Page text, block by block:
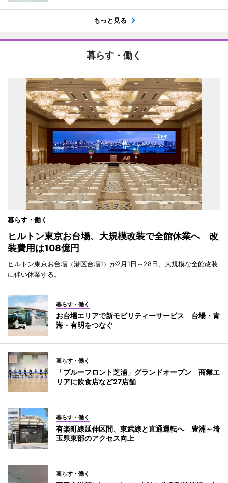
もっと見る
暮らす・働く
暮らす・働く
ヒルトン東京お台場、大規模改装で全館休業へ 改
装費用は108億円
ヒルトン東京お台場（港区台場1）が2月1日～28日、大規模な全館改装
に伴い休業する。
暮らす・働く
お台場エリアで新モビリティーサービス 台場・青
海・有明をつなぐ
暮らす・働く
「ブルーフロント芝浦」グランドオープン 商業エ
リアに飲食店など27店舗
暮らす・働く
有楽町線延伸区間、東武線と直通運転へ 豊洲～埼
玉県東部のアクセス向上
暮らす・働く